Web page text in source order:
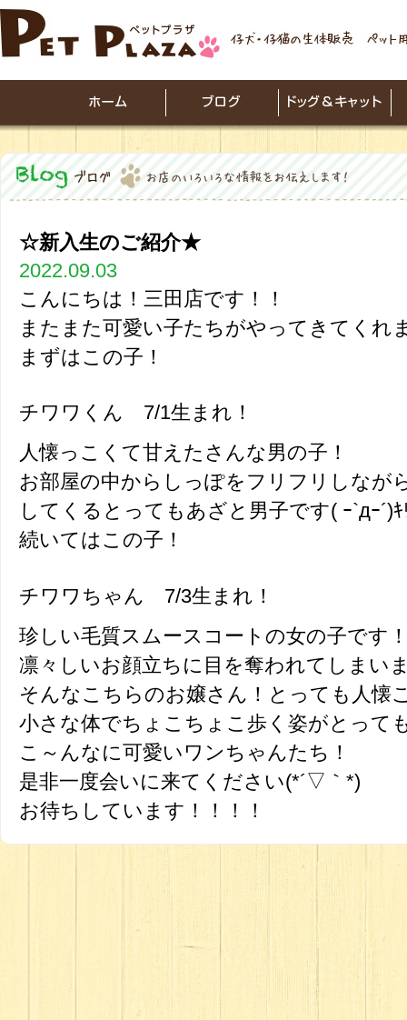
☆新入生のご紹介★
2022.09.03
こんにちは！三田店です！！
またまた可愛い子たちがやってきてくれ
まずはこの子！
チワワくん 7/1生まれ！
人懐っこくて甘えたさんな男の子！
お部屋の中からしっぽをフリフリしなが
してくるとってもあざと男子です( ｰ`дｰ´)ｷ
続いてはこの子！
チワワちゃん 7/3生まれ！
珍しい毛質スムースコートの女の子です
凛々しいお顔立ちに目を奪われてしまい
そんなこちらのお嬢さん！とっても人懐
小さな体でちょこちょこ歩く姿がとって
こ～んなに可愛いワンちゃんたち！
是非一度会いに来てください(*´▽｀*)
お待ちしています！！！！